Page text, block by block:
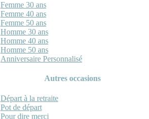
Femme 30 ans
Femme 40 ans
Femme 50 ans
Homme 30 ans
Homme 40 ans
Homme 50 ans
Anniversaire Personnalisé
Autres occasions
Départ à la retraite
Pot de départ
Pour dire merci